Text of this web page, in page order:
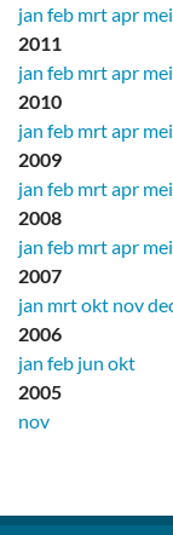
jan feb mrtapr mei
2011
jan feb mrtapr mei
2010
jan feb mrtapr mei
2009
jan feb mrtapr mei
2008
jan feb mrtapr mei
2007
jan mrtokt nov
2006
jan feb jun okt
2005
nov